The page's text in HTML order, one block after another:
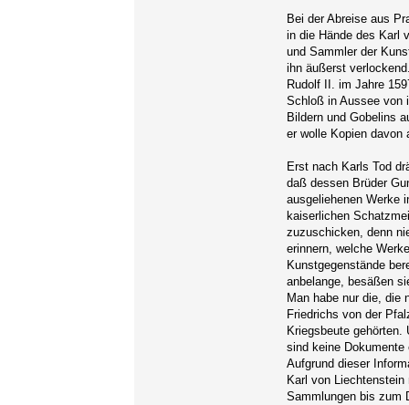
Bei der Abreise aus
in die Hände des Karl
und Sammler der
ihn äußerst
Rudolf II. im Jahre
Schloß in Aussee von
Bildern und Gobelins
er wolle Kopien
Erst nach Karls Tod
daß dessen Brüder
ausgeliehenen Werke
kaiserlichen
zuzuschicken, denn
erinnern, welche
Kunstgegenstände
anbelange, besäßen
Man habe nur die, die
Friedrichs von der
Kriegsbeute gehörten.
sind keine
Aufgrund dieser
Karl von
Sammlungen bis zum